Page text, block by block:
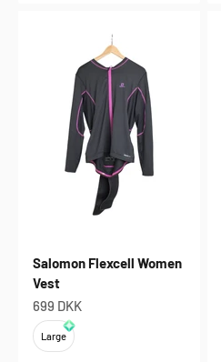
Salomon Flexcell Women
Vest
Salgspris
699 DKK
Large